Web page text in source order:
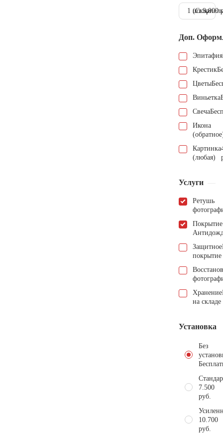
1 шт.9.000
Доп.
Эпитафия
Крестик
Цветы
Виньетка
Свеча
Икона
Картинка
(любая)
Услуги
Ретушь
Покрытие
Защитное
покрытие
Хранение
на складе
Установка
Без
7.500
руб.
10.700
руб.